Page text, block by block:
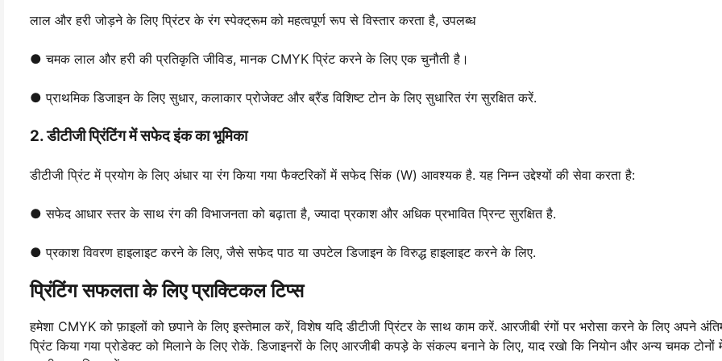
लाल और हरी जोड़ने के लिए प्रिंटर के रंग स्पेक्ट्रूम को महत्वपूर्ण रूप से विस्तार करता है, उपलब्ध
● चमक लाल और हरी की प्रतिकृति जीविड, मानक CMYK प्रिंट करने के लिए एक चुनौती है।
● प्राथमिक डिजाइन के लिए सुधार, कलाकार प्रोजेक्ट और ब्रैंड विशिष्ट टोन के लिए सुधारित रंग सुरक्षित करें.
2. डीटीजी प्रिंटिंग में सफेद इंक का भूमिका
डीटीजी प्रिंट में प्रयोग के लिए अंधार या रंग किया गया फैक्टरिकों में सफेद सिंक (W) आवश्यक है. यह निम्न उद्देश्यों की सेवा करता है:
● सफेद आधार स्तर के साथ रंग की विभाजनता को बढ़ाता है, ज्यादा प्रकाश और अधिक प्रभावित प्रिन्ट सुरक्षित है.
● प्रकाश विवरण हाइलाइट करने के लिए, जैसे सफेद पाठ या उपटेल डिजाइन के विरुद्ध हाइलाइट करने के लिए.
प्रिंटिंग सफलता के लिए प्राक्टिकल टिप्स
हमेशा CMYK को फ़ाइलों को छपाने के लिए इस्तेमाल करें, विशेष यदि डीटीजी प्रिंटर के साथ काम करें. आरजीबी रंगों पर भरोसा करने के लिए अपने
प्रिंट किया गया प्रोडेक्ट को मिलाने के लिए रोकें. डिजाइनरों के लिए आरजीबी कपड़े के संकल्प बनाने के लिए, याद रखो कि नियोन और अन्य चमक टोनों